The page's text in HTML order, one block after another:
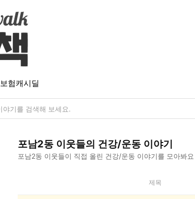
보험캐시딜
포남2동 이웃들의 건강/운동 이야기
포남2동 이웃들이 직접 올린 건강/운동 이야기를 모아봐요
2
제목